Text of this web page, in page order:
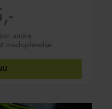
andre
madoplevelse